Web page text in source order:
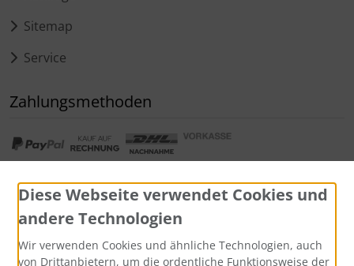
Sitemap
Service
Zahlungsmethoden
Diese Webseite verwendet Cookies und
andere Technologien
Wir verwenden Cookies und ähnliche Technologien, auch
von Drittanbietern, um die ordentliche Funktionsweise der